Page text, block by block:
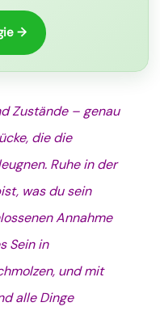
→
Zustände – genau
die die
Ruhe in der
was du sein
Annahme
Sein in
und mit
alle Dinge